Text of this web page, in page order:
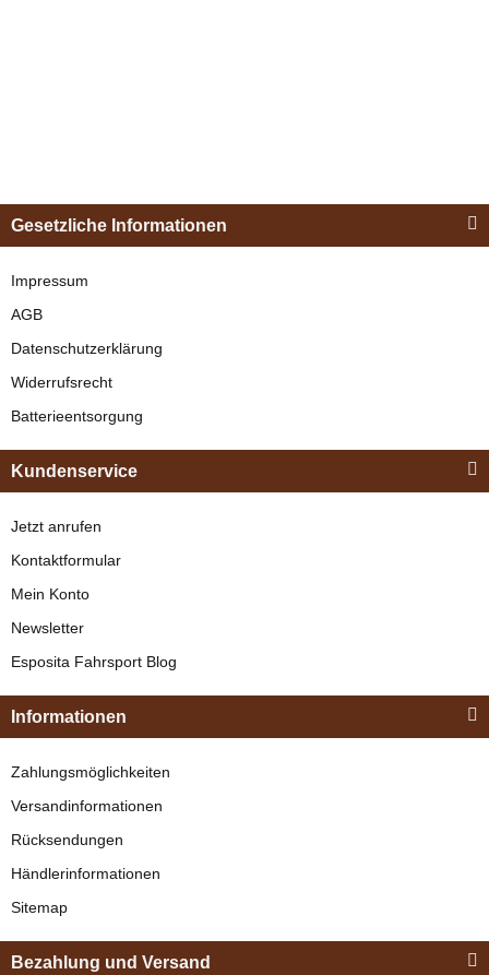
"Shettyglück"
"Shettyglück"
Braun
329,00 €*
Gesetzliche Informationen
Impressum
AGB
Datenschutzerklärung
Widerrufsrecht
Batterieentsorgung
Kundenservice
Jetzt anrufen
Kontaktformular
Mein Konto
Newsletter
Esposita Fahrsport Blog
Informationen
Zahlungsmöglichkeiten
Versandinformationen
Rücksendungen
Händlerinformationen
Sitemap
Bezahlung und Versand